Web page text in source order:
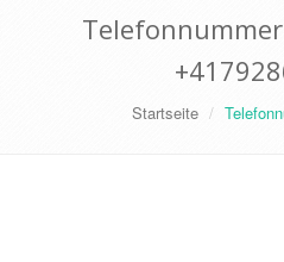
Startseite